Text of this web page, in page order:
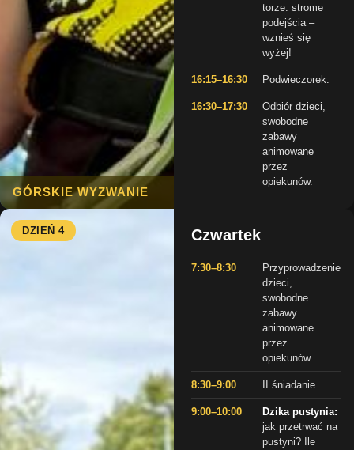
GÓRSKIE WYZWANIE
torze: strome
podejścia –
wznieś się
wyżej!
16:15–16:30 Podwieczorek.
16:30–17:30
Odbiór dzieci,
swobodne
zabawy
animowane
przez
opiekunów.
DZIEŃ 4 Czwartek
7:30–8:30
Przyprowadzenie
dzieci,
swobodne
zabawy
animowane
przez
opiekunów.
8:30–9:00 II śniadanie.
9:00–10:00
Dzika pustynia:
jak przetrwać na
pustyni? Ile